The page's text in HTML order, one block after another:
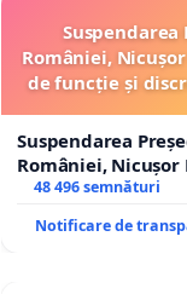
României,
de funcție și
Suspendarea
României,
de funcție și
48 496 semnături
Notificare de